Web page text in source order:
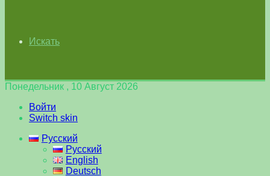
Искать
Понедельник , 10 Август 2026
Войти
Switch skin
Русский
Русский
English
Deutsch